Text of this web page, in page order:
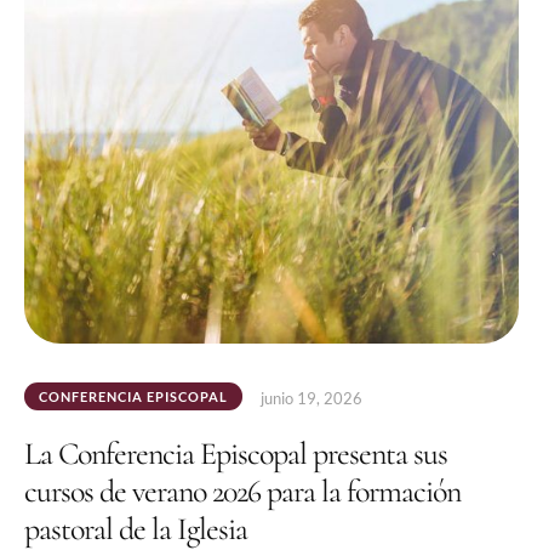
CONFERENCIA EPISCOPAL junio 19, 2026
La Conferencia Episcopal presenta sus
cursos de verano 2026 para la formación
pastoral de la Iglesia